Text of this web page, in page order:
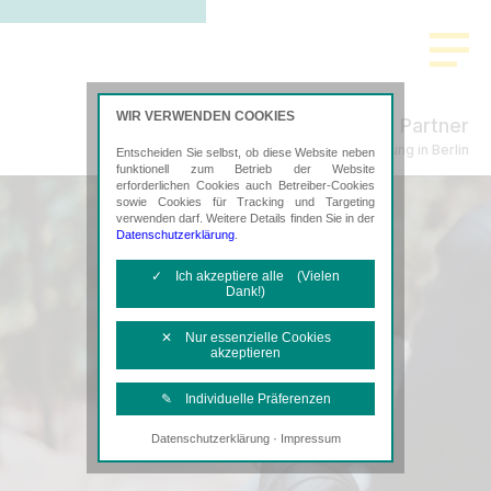
Küpper & Partner
Steuerberatung in Berlin
WIR VERWENDEN COOKIES
Entscheiden Sie selbst, ob diese Website neben
funktionell zum Betrieb der Website
erforderlichen Cookies auch Betreiber-Cookies
sowie Cookies für Tracking und Targeting
verwenden darf. Weitere Details finden Sie in der
Datenschutzerklärung
✓ Ich akzeptiere alle (Vielen
Dank!)
✕ Nur essenzielle Cookies
akzeptieren
✎ Individuelle Präferenzen
Notwendige Cookies
Diese Cookies sind erforderlich, um die
Datenschutzerklärung· Impressum